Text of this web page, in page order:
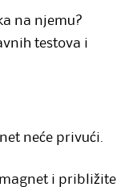
na njemu?
testova i
neće privući.
i približite